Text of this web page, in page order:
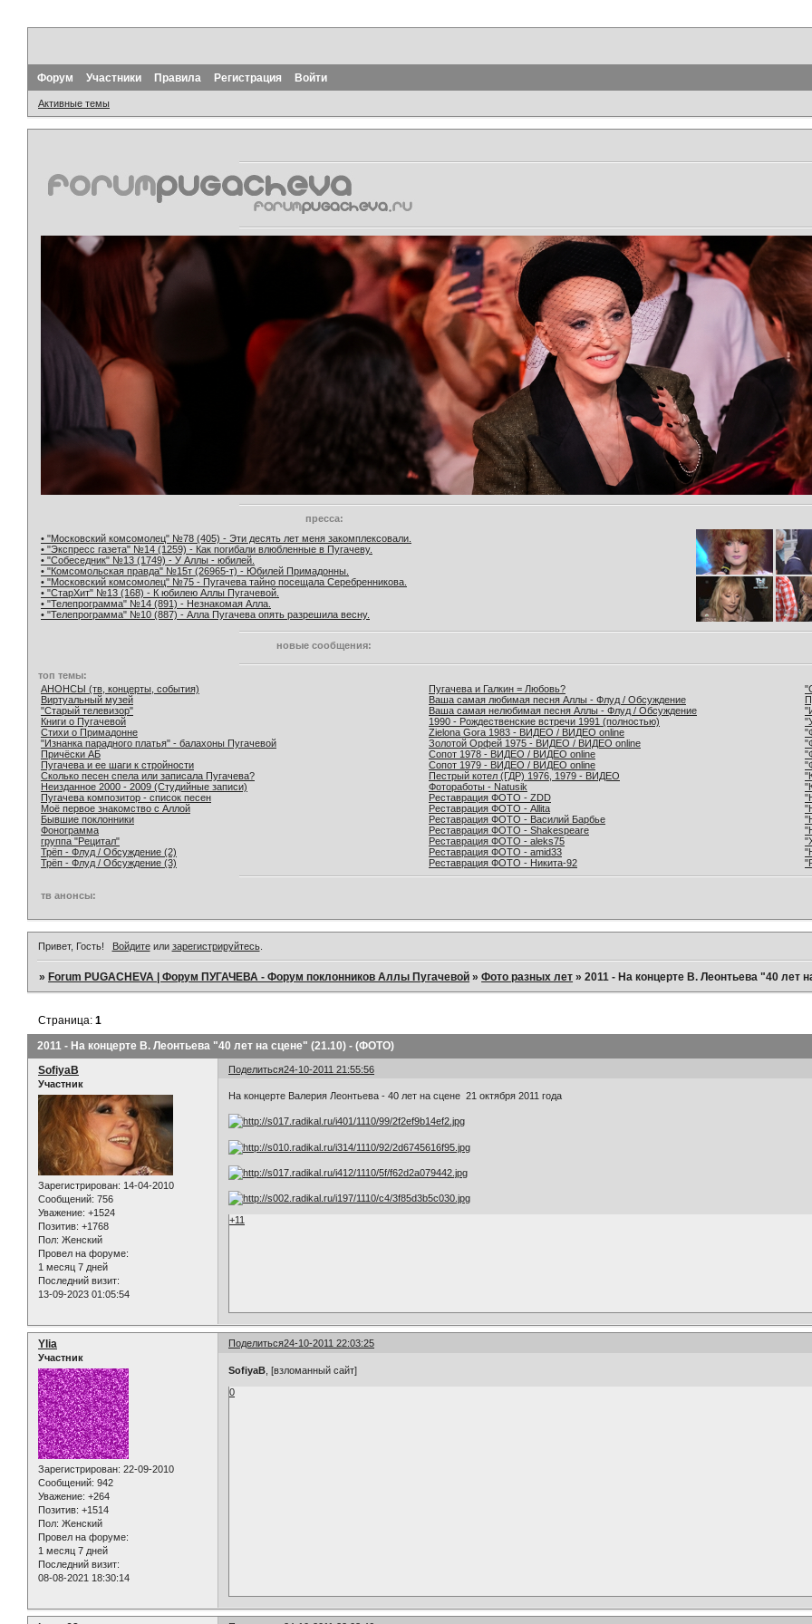
Форум Участники Правила Регистрация Войти
Активные темы
пресса:
• "Московский комсомолец" №78 (405) - Эти десять лет меня закомплексовали.
• "Экспресс газета" №14 (1259) - Как погибали влюбленные в Пугачеву.
• "Собеседник" №13 (1749) - У Аллы - юбилей.
• "Комсомольская правда" №15т (26965-т) - Юбилей Примадонны.
• "Московский комсомолец" №75 - Пугачева тайно посещала Серебренникова.
• "СтарХит" №13 (168) - К юбилею Аллы Пугачевой.
• "Телепрограмма" №14 (891) - Незнакомая Алла.
• "Телепрограмма" №10 (887) - Алла Пугачева опять разрешила весну.
новые сообщения:
топ темы:
АНОНСЫ (тв, концерты, события)
Виртуальный музей
"Старый телевизор"
Книги о Пугачевой
Стихи о Примадонне
"Изнанка парадного платья" - балахоны Пугачевой
Причёски АБ
Пугачева и ее шаги к стройности
Сколько песен спела или записала Пугачева?
Неизданное 2000 - 2009 (Студийные записи)
Пугачева композитор - список песен
Моё первое знакомство с Аллой
Бывшие поклонники
Фонограмма
группа "Рецитал"
Трёп - Флуд / Обсуждение (2)
Трёп - Флуд / Обсуждение (3)
Пугачева и Галкин = Любовь?
Ваша самая любимая песня Аллы - Флуд / Обсуждение
Ваша самая нелюбимая песня Аллы - Флуд / Обсуждение
1990 - Рождественские встречи 1991 (полностью)
Zielona Gora 1983 - ВИДЕО / ВИДЕО online
Золотой Орфей 1975 - ВИДЕО / ВИДЕО online
Сопот 1978 - ВИДЕО / ВИДЕО online
Сопот 1979 - ВИДЕО / ВИДЕО online
Пестрый котел (ГДР) 1976, 1979 - ВИДЕО
Фотоработы - Natusik
Реставрация ФОТО - ZDD
Реставрация ФОТО - Allita
Реставрация ФОТО - Василий Барбье
Реставрация ФОТО - Shakespeare
Реставрация ФОТО - aleks75
Реставрация ФОТО - amid33
Реставрация ФОТО - Никита-92
тв анонсы:
Привет, Гость! Войдитеили зарегистрируйтесь.
»Forum PUGACHEVA | Форум ПУГАЧЕВА - Форум поклонников Аллы Пугачевой »Фото разных лет »2011 - На концерте В. Леонтьева "40 лет
2011 - На концерте В. Леонтьева "40 лет на сцене" (21.10) - (ФОТО)
Страница:1
Поделиться24-10-2011 21:55:56
SofiyaB
Участник
Зарегистрирован: 14-04-2010
Сообщений: 756
Уважение: +1524
Позитив: +1768
Пол: Женский
Провел на форуме:
1 месяц 7 дней
Последний визит:
13-09-2023 01:05:54
На концерте Валерия Леонтьева - 40 лет на сцене 21 октября 2011 года
+11
Поделиться24-10-2011 22:03:25
Ylia
Участник
Зарегистрирован: 22-09-2010
Сообщений: 942
Уважение: +264
Позитив: +1514
Пол: Женский
Провел на форуме:
1 месяц 7 дней
Последний визит:
08-08-2021 18:30:14
SofiyaB , [взломанный сайт]
0